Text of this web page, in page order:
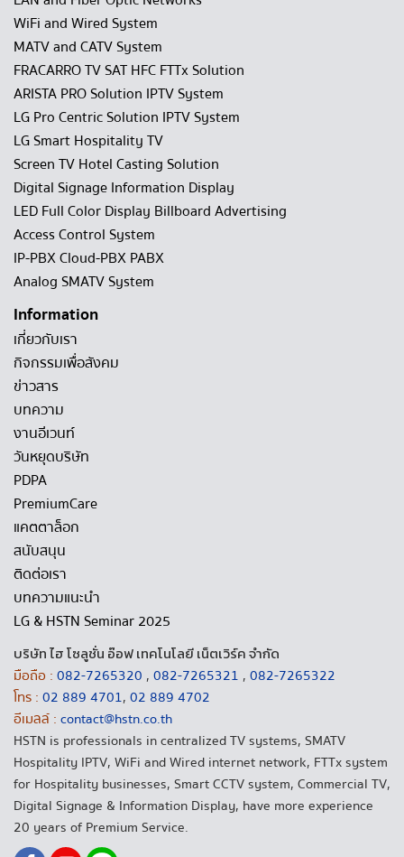
WiFi and Wired System
MATV and CATV System
FRACARRO TV SAT HFC FTTx Solution
ARISTA PRO Solution IPTV System
LG Pro Centric Solution IPTV System
LG Smart Hospitality TV
Screen TV Hotel Casting Solution
Digital Signage Information Display
LED Full Color Display Billboard Advertising
Access Control System
IP-PBX Cloud-PBX PABX
Analog SMATV System
Information
เกี่ยวกับเรา
กิจกรรมเพื่อสังคม
ข่าวสาร
บทความ
งานอีเวนท์
วันหยุดบริษัท
PDPA
PremiumCare
แคตตาล็อก
สนับสนุน
ติดต่อเรา
บทความแนะนำ
LG & HSTN Seminar 2025
บริษัท ไฮ โซลูชั่น อ๊อฟ เทคโนโลยี เน็ตเวิร์ค จำกัด
มือถือ : 082-7265320 , 082-7265321 , 082-7265322
โทร : 02 889 4701, 02 889 4702
อีเมลล์ : contact@hstn.co.th
HSTN is professionals in centralized TV systems, SMATV
Hospitality IPTV, WiFi and Wired internet network, FTTx system
for Hospitality businesses, Smart CCTV system, Commercial TV,
Digital Signage & Information Display, have more experience
20 years of Premium Service.